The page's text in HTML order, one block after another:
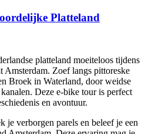
Platteland
platteland moeiteloos tijdens
Amsterdam. Zoef langs pittoreske
Broek in Waterland, door weidse
Deze e-bike tour is perfect
en avontuur.
je verborgen parels en beleef je een